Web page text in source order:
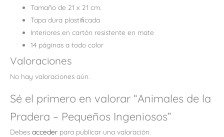
Tamaño de 21 x 21 cm.
Tapa dura plastiﬁcada
Interiores en cartón resistente en mate
14 páginas a todo color
Valoraciones
No hay valoraciones aún.
Sé el primero en valorar “Animales de la
Pradera – Pequeños Ingeniosos”
Debes acceder para publicar una valoración.